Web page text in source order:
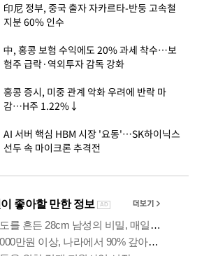
印尼 정부, 중국 출자 자카르타-반둥 고속철
지분 60% 인수
中, 홍콩 보험 수익에도 20% 과세 착수…보
험주 급락·역외투자 감독 강화
홍콩 증시, 미중 관계 악화 우려에 반락 마
감…H주 1.22%↓
AI 서버 핵심 HBM 시장 '요동'…SK하이닉스
선두 속 마이크론 추격전